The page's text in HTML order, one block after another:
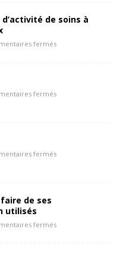
d’activité de soins à
fermés
fermés
fermés
de ses
utilisés
fermés